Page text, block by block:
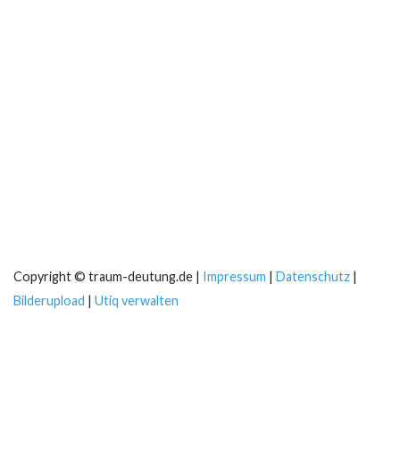
Copyright © traum-deutung.de | Impressum | Datenschutz |
Bilderupload | Utiq verwalten